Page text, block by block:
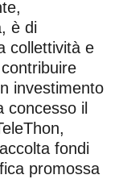
è di
collettività e
investimento
concesso il
fondi
promossa